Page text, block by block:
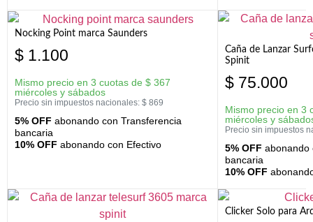
Nocking Point marca Saunders
$ 1.100
Mismo precio en 3 cuotas de $ 367
miércoles y sábados
Precio sin impuestos nacionales: $ 869
5% OFF abonando con Transferencia
bancaria
10% OFF abonando con Efectivo
Caña de Lanzar
Spinit
$ 75.000
Mismo precio en 3
miércoles y
Precio sin impuestos
5% OFF abonando
bancaria
10% OFF
Clicker Solo para